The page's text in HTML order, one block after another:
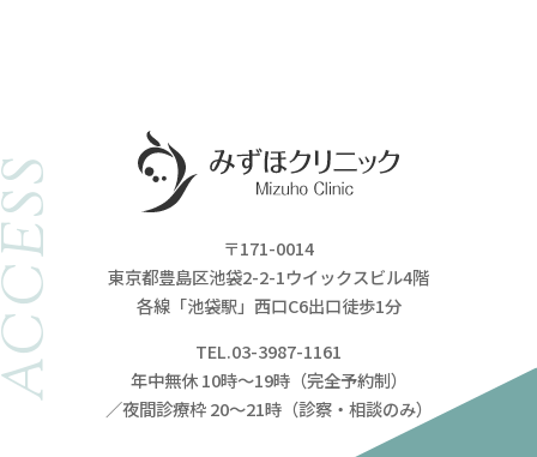
〒171-0014
東京都豊島区池袋2-2-1ウイックスビル4階
各線「池袋駅」西口C6出口徒歩1分
TEL.03-3987-1161
年中無休 10時～19時（完全予約制）
／夜間診療枠 20～21時（診察・相談のみ）